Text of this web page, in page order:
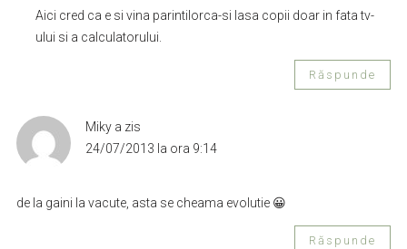
Aici cred ca e si vina parintilorca-si lasa copii doar in fata tv-
ului si a calculatorului.
Răspunde
Miky a zis
24/07/2013 la ora 9:14
de la gaini la vacute, asta se cheama evolutie 😀
Răspunde